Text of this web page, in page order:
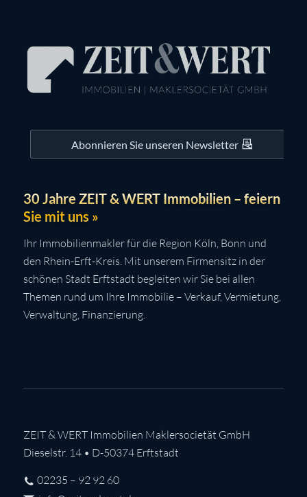
Abonnieren Sie unseren Newsletter
30 Jahre ZEIT & WERT Immobilien – feiern
Sie mit uns »
Ihr Immobilienmakler für die Region Köln, Bonn und
den Rhein-Erft-Kreis. Mit unserem Firmensitz in der
schönen Stadt Erftstadt begleiten wir Sie bei allen
Themen rund um Ihre Immobilie – Verkauf, Vermietung,
Verwaltung, Finanzierung.
ZEIT & WERT Immobilien Maklersocietät GmbH
Dieselstr. 14 • D-50374 Erftstadt
02235 – 92 92 60